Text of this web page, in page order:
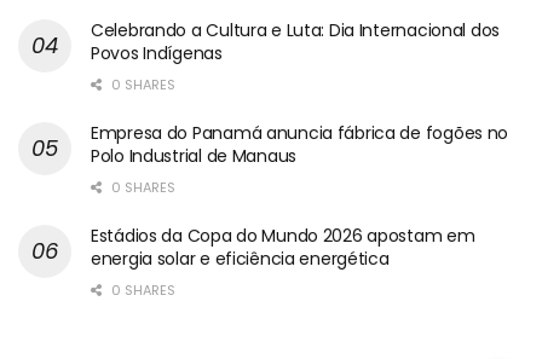
Celebrando a Cultura e Luta: Dia Internacional dos
Povos Indígenas
0 SHARES
Empresa do Panamá anuncia fábrica de fogões no
Polo Industrial de Manaus
0 SHARES
Estádios da Copa do Mundo 2026 apostam em
energia solar e eficiência energética
0 SHARES